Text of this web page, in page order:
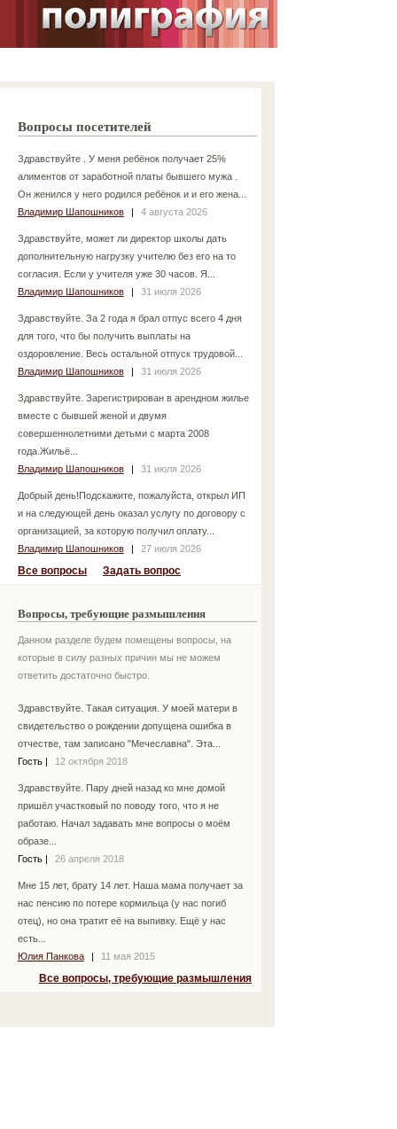
Вопросы посетителей
Здравствуйте . У меня ребёнок получает 25%
алиментов от заработной платы бывшего мужа .
Он женился у него родился ребёнок и и его жена...
Владимир Шапошников
| 4 августа 2026
Здравствуйте, может ли директор школы дать
дополнительную нагрузку учителю без его на то
согласия. Если у учителя уже 30 часов. Я...
Владимир Шапошников
| 31 июля 2026
Здравствуйте. За 2 года я брал отпус всего 4 дня
для того, что бы получить выплаты на
оздоровление. Весь остальной отпуск трудовой...
Владимир Шапошников
| 31 июля 2026
Здравствуйте. Зарегистрирован в арендном жилье
вместе с бывшей женой и двумя
совершеннолетними детьми с марта 2008
года.Жильё...
Владимир Шапошников
| 31 июля 2026
Добрый день!Подскажите, пожалуйста, открыл ИП
и на следующей день оказал услугу по договору с
организацией, за которую получил оплату...
Владимир Шапошников
| 27 июля 2026
Все вопросы Задать вопрос
Вопросы, требующие размышления
Данном разделе будем помещены вопросы, на
которые в силу разных причин мы не можем
ответить достаточно быстро.
Здравствуйте. Такая ситуация. У моей матери в
свидетельство о рождении допущена ошибка в
отчестве, там записано "Мечеславна". Эта...
Гость
12 октября 2018
Здравствуйте. Пару дней назад ко мне домой
пришёл участковый по поводу того, что я не
работаю. Начал задавать мне вопросы о моём
образе...
Гость
26 апреля 2018
Мне 15 лет, брату 14 лет. Наша мама получает за
нас пенсию по потере кормильца (у нас погиб
отец), но она тратит её на выпивку. Ещё у нас
есть...
Юлия Панкова
11 мая 2015
Все вопросы, требующие размышления